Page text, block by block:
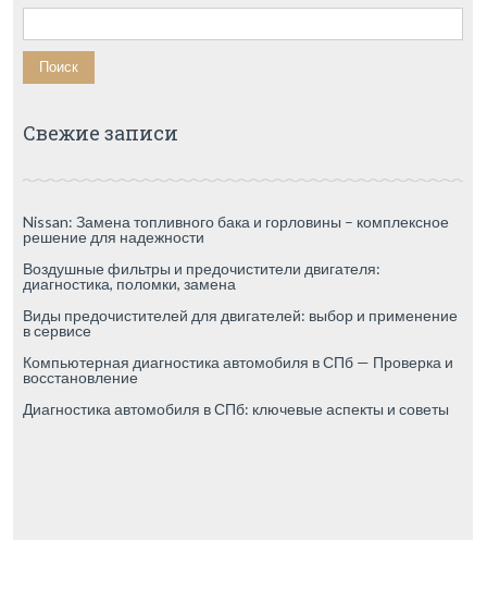
Найти:
Свежие записи
Nissan: Замена топливного бака и горловины – комплексное
решение для надежности
Воздушные фильтры и предочистители двигателя:
диагностика, поломки, замена
Виды предочистителей для двигателей: выбор и применение
в сервисе
Компьютерная диагностика автомобиля в СПб — Проверка и
восстановление
Диагностика автомобиля в СПб: ключевые аспекты и советы